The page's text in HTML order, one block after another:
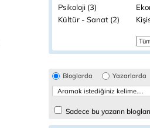
Psikoloji (3)
Kültür - Sanat (2)
Bloglarda Yazarlarda
Sadece bu yazarın